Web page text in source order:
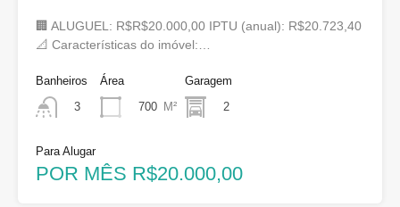
🏢 ALUGUEL: R$R$20.000,00 IPTU (anual): R$20.723,40
📐 Características do imóvel:…
Banheiros
3
Área
700 M²
Garagem
2
Para Alugar
POR MÊS R$20.000,00